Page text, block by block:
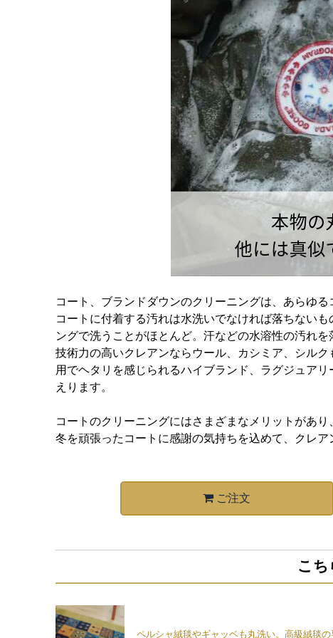
コート、ブランドダウンのクリーニングは、あらゆ
コートに付着する汚れは水洗いでなければ落ちない
ングで洗うことがほとんど。汗などの水溶性の汚れを
技術力の高いクレアンならウール、カシミア、シル
用でヘタリを感じられるハイブランド、ラグジュア
えります。
コートのクリーニングにはさまざまなメリットがあ
冬を頑張ったコートに感謝の気持ちを込めて、クレ
ご注文
こ
ペルシャ絨毯やギャッベも丸洗い。高級絨毯